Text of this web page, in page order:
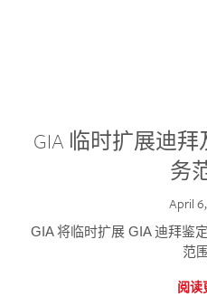
GIA 临时扩展迪
务
April
GIA 将临时扩展 GIA 迪拜鉴
范围
阅读